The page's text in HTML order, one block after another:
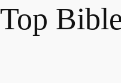
Top